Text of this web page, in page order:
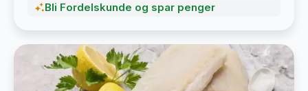
Bli Fordelskunde og spar penger